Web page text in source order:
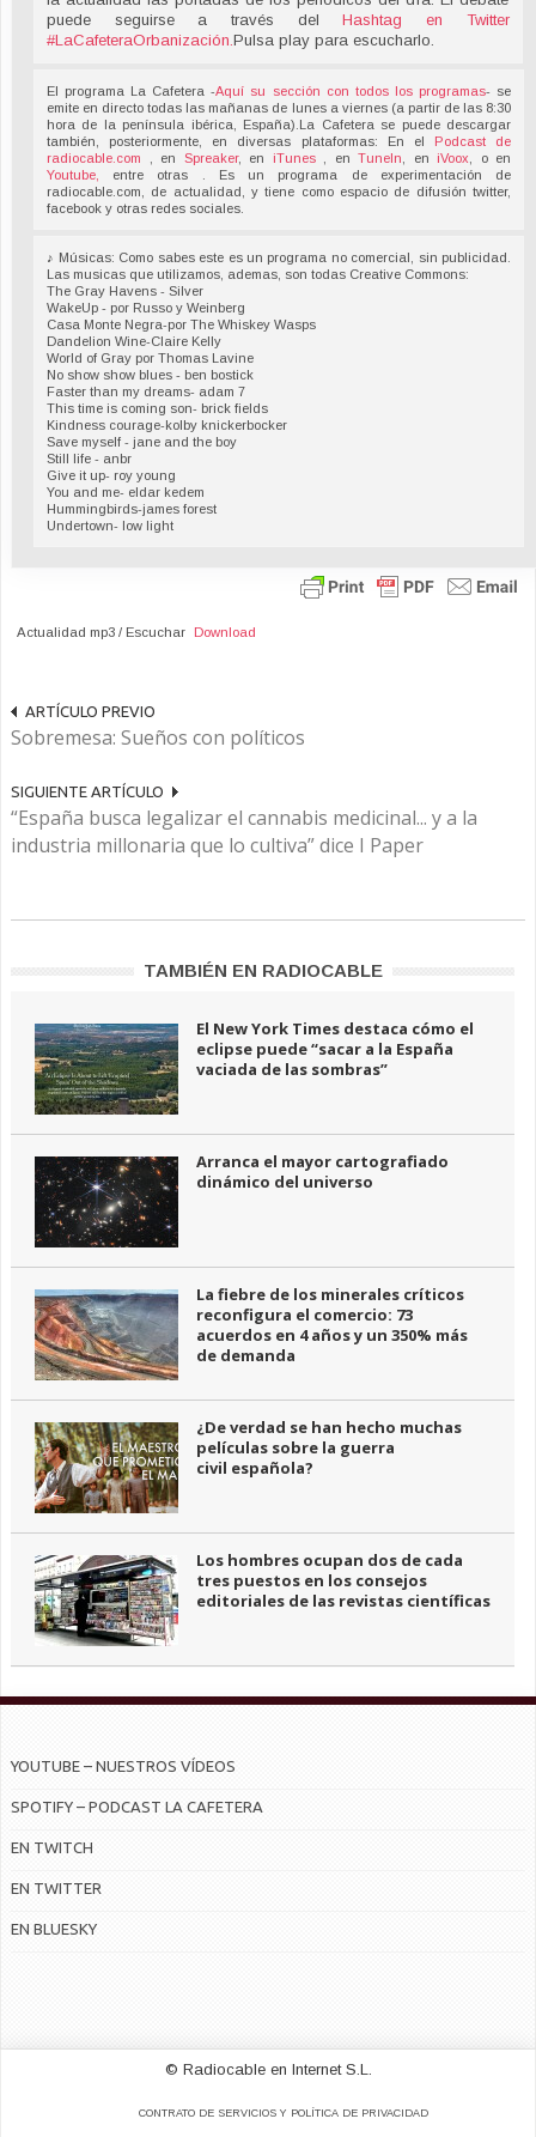
puede seguirse a través delHashtag en Twitter
#LaCafeteraOrbanización.Pulsa play para escucharlo.
El programa La Cafetera -Aquí su sección con todos los programas- se
emite en directo todas las mañanas de lunes a viernes (a partir de las 8:30
hora de la península ibérica, España).La Cafetera se puede descargar
también, posteriormente, en diversas plataformas: En el
Podcast de
radiocable.com
, en Spreaker, en iTunes , enTuneIn , en iVoox , o en
Youtube,
entre otras . Es un programa de experimentación de
radiocable.com, de actualidad, y tiene como espacio de difusión twitter,
facebook y otras redes sociales.
♪ Músicas: Como sabes este es un programa no comercial, sin publicidad.
Las musicas que utilizamos, ademas, son todas Creative Commons:
The Gray Havens - Silver
WakeUp - por Russo y Weinberg
Casa Monte Negra-por The Whiskey Wasps
Dandelion Wine-Claire Kelly
World of Gray por Thomas Lavine
No show show blues - ben bostick
Faster than my dreams- adam 7
This time is coming son- brick fields
Kindness courage-kolby knickerbocker
Save myself - jane and the boy
Still life - anbr
Give it up- roy young
You and me- eldar kedem
Hummingbirds-james forest
Undertown- low light
Actualidad mp3 / Escuchar Download
ARTÍCULO PREVIO
Sobremesa: Sueños con políticos
SIGUIENTE ARTÍCULO
“España busca legalizar el cannabis medicinal... y a la
industria millonaria que lo cultiva” dice I Paper
TAMBIÉN EN RADIOCABLE
El New York Times destaca cómo el
eclipse puede “sacar a la España
vaciada de las sombras”
Arranca el mayor cartografiado
dinámico del universo
La fiebre de los minerales críticos
reconfigura el comercio: 73
acuerdos en 4 años y un 350% más
de demanda
¿De verdad se han hecho muchas
películas sobre la guerra
civil española?
Los hombres ocupan dos de cada
tres puestos en los consejos
editoriales de las revistas científicas
YOUTUBE – NUESTROS VÍDEOS
SPOTIFY – PODCAST LA CAFETERA
EN TWITCH
EN TWITTER
EN BLUESKY
© Radiocable en Internet S.L.
CONTRATO DE SERVICIOS Y POLÍTICA DE PRIVACIDAD